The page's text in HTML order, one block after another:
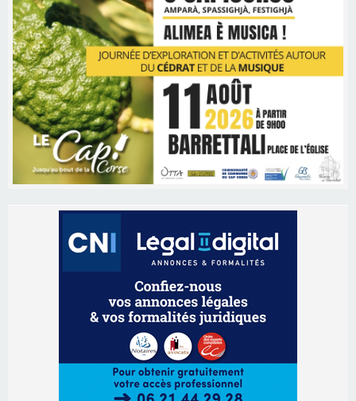
Les brèves
Festa di l’Associi Curtinesi le 13 septembre
Ucciani – Marché des producteurs à Cruculi le